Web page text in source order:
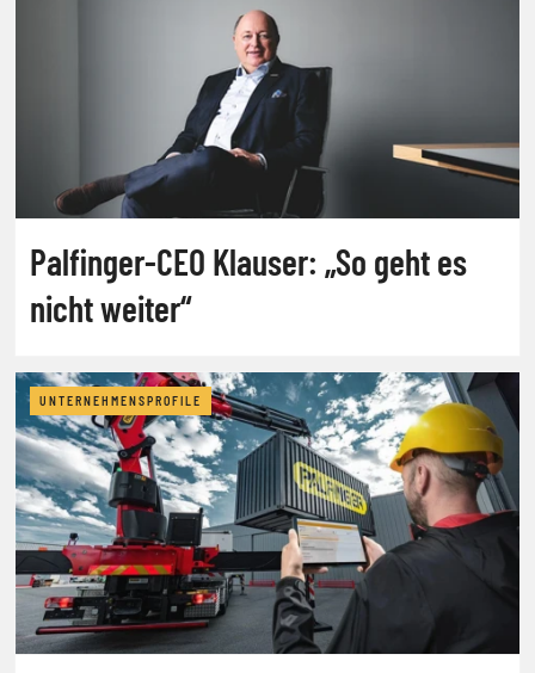
Palfinger-CEO Klauser: „So geht es
nicht weiter“
UNTERNEHMENSPROFILE